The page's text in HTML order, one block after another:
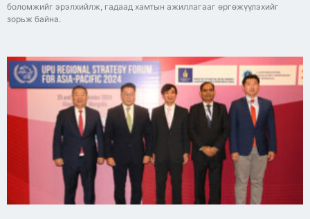
боломжийг эрэлхийлж, гадаад хамтын ажиллагааг өргөжүүлэхийг
зорьж байна.